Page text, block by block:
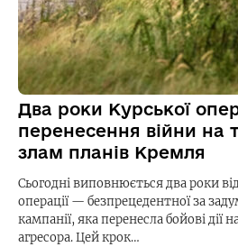
Два роки Курської
перенесення війни на
злам планів Кремля
Сьогодні виповнюється два роки
операції — безпрецедентної за
кампанії, яка перенесла бойові
агресора. Цей крок…